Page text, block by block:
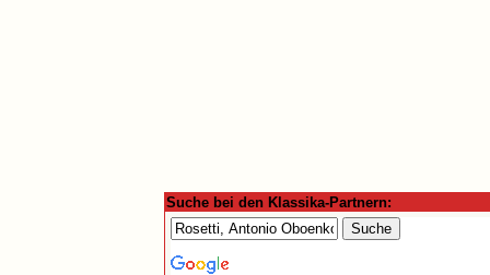
Suche bei den Klassika-Partnern: